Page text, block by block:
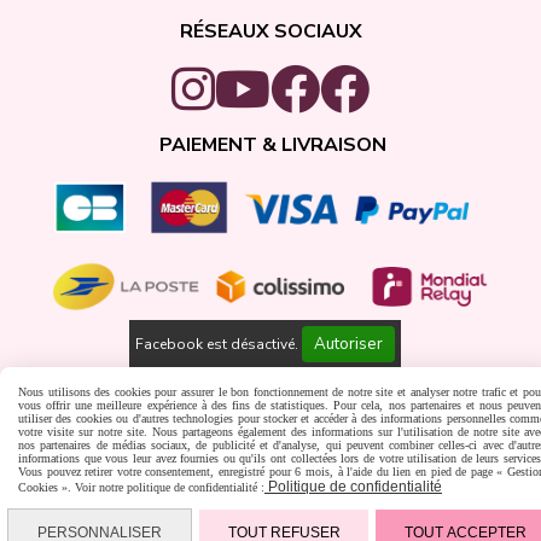
RÉSEAUX SOCIAUX
PAIEMENT & LIVRAISON
Facebook est désactivé.
Autoriser
Gestion cookies
Créer un site internet
Nous utilisons des cookies pour assurer le bon fonctionnement de notre site et analyser notre trafic et
vous offrir une meilleure expérience à des fins de statistiques. Pour cela, nos partenaires et nous
utiliser des cookies ou d'autres technologies pour stocker et accéder à des informations personnelles
votre visite sur notre site. Nous partageons également des informations sur l'utilisation de notre site
nos partenaires de médias sociaux, de publicité et d'analyse, qui peuvent combiner celles-ci avec
informations que vous leur avez fournies ou qu'ils ont collectées lors de votre utilisation de leurs
Vous pouvez retirer votre consentement, enregistré pour 6 mois, à l'aide du lien en pied de page «
Cookies ». Voir notre politique de confidentialité : Politique de confidentialité
PERSONNALISER TOUT REFUSER TOUT ACCEPTER